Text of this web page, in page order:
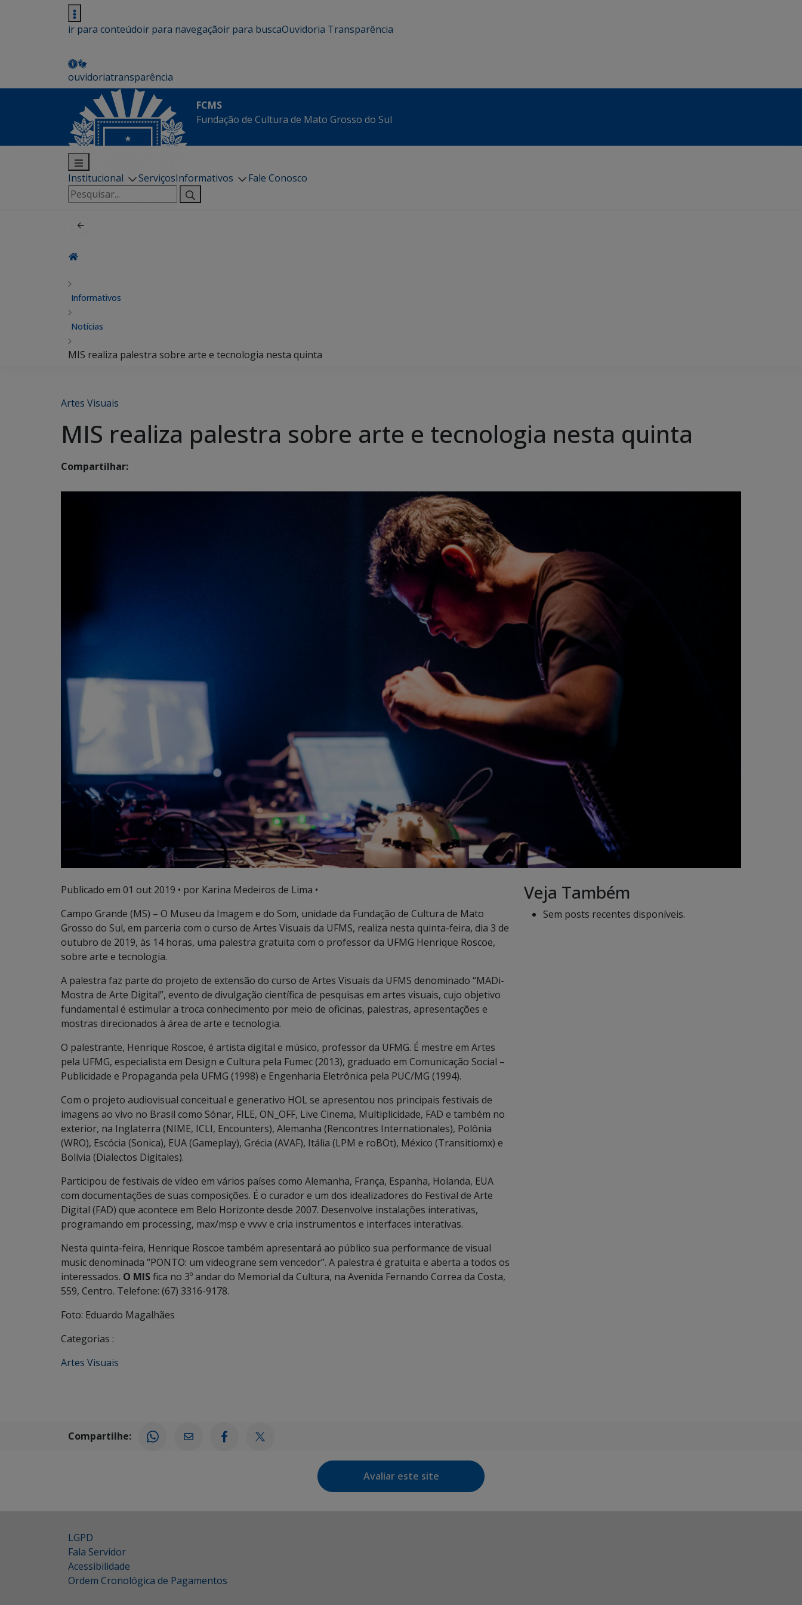
ir para conteúdoir para navegaçãoir para buscaOuvidoria Transparência
ouvidoriatransparência
FCMS
Fundação de Cultura de Mato Grosso do Sul
Institucional ServiçosInformativos
Fale Conosco
Pesquisar
por:
Informativos
Notícias
MIS realiza palestra sobre arte e tecnologia nesta quinta
Artes Visuais
MIS realiza palestra sobre arte e tecnologia nesta quinta
Compartilhar:
Publicado em 01 out 2019 • por Karina Medeiros de Lima •
Campo Grande (MS) – O Museu da Imagem e do Som, unidade da Fundação de Cultura de Mato
Grosso do Sul, em parceria com o curso de Artes Visuais da UFMS, realiza nesta quinta-feira, dia 3 de
outubro de 2019, às 14 horas, uma palestra gratuita com o professor da UFMG Henrique Roscoe,
sobre arte e tecnologia.
A palestra faz parte do projeto de extensão do curso de Artes Visuais da UFMS denominado “MADi-
Mostra de Arte Digital”, evento de divulgação científica de pesquisas em artes visuais, cujo objetivo
fundamental é estimular a troca conhecimento por meio de oficinas, palestras, apresentações e
mostras direcionados à área de arte e tecnologia.
O palestrante, Henrique Roscoe, é artista digital e músico, professor da UFMG. É mestre em Artes
pela UFMG, especialista em Design e Cultura pela Fumec (2013), graduado em Comunicação Social –
Publicidade e Propaganda pela UFMG (1998) e Engenharia Eletrônica pela PUC/MG (1994).
Com o projeto audiovisual conceitual e generativo HOL se apresentou nos principais festivais de
imagens ao vivo no Brasil como Sónar, FILE, ON_OFF, Live Cinema, Multiplicidade, FAD e também no
exterior, na Inglaterra (NIME, ICLI, Encounters), Alemanha (Rencontres Internationales), Polônia
(WRO), Escócia (Sonica), EUA (Gameplay), Grécia (AVAF), Itália (LPM e roBOt), México (Transitiomx) e
Bolívia (Dialectos Digitales).
Participou de festivais de vídeo em vários países como Alemanha, França, Espanha, Holanda, EUA
com documentações de suas composições. É o curador e um dos idealizadores do Festival de Arte
Digital (FAD) que acontece em Belo Horizonte desde 2007. Desenvolve instalações interativas,
programando em processing, max/msp e vvvv e cria instrumentos e interfaces interativas.
Nesta quinta-feira, Henrique Roscoe também apresentará ao público sua performance de visual
music denominada “PONTO: um videograne sem vencedor”. A palestra é gratuita e aberta a todos os
interessados. O MISfica no 3º andar do Memorial da Cultura, na Avenida Fernando Correa da Costa,
559, Centro. Telefone: (67) 3316-9178.
Foto: Eduardo Magalhães
Categorias :
Artes Visuais
Veja Também
Sem posts recentes disponíveis.
Compartilhe:
Avaliar este site
LGPD
Fala Servidor
Acessibilidade
Ordem Cronológica de Pagamentos